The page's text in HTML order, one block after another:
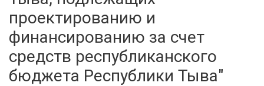
проектированию и
финансированию за счет
средств республиканского
бюджета Республики Тыва"